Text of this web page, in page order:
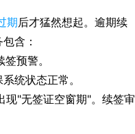
期后才猛然想起。逾期续
含：
预警。
统状态正常。
现"无签证空窗期"。续签审